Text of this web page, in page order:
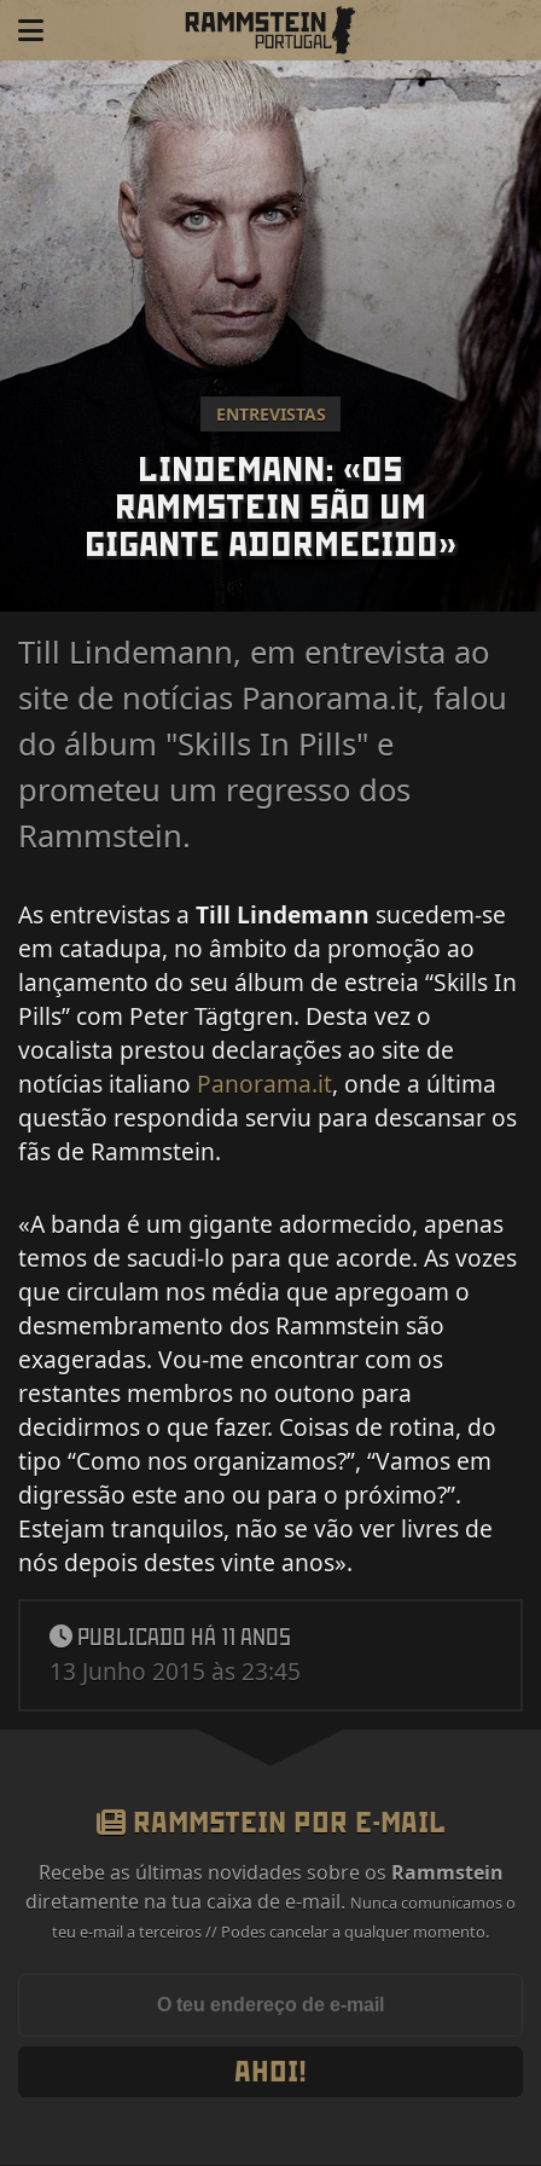
ENTREVISTAS
LINDEMANN: «OS
RAMMSTEIN SÃO UM
GIGANTE ADORMECIDO»
Till Lindemann, em entrevista ao
site de notícias Panorama.it, falou
do álbum "Skills In Pills" e
prometeu um regresso dos
Rammstein.
As entrevistas a Till Lindemann sucedem-se
em catadupa, no âmbito da promoção ao
lançamento do seu álbum de estreia “Skills In
Pills” com Peter Tägtgren. Desta vez o
vocalista prestou declarações ao site de
notícias italiano Panorama.it, onde a última
questão respondida serviu para descansar os
fãs de Rammstein.
«A banda é um gigante adormecido, apenas
temos de sacudi-lo para que acorde. As vozes
que circulam nos média que apregoam o
desmembramento dos Rammstein são
exageradas. Vou-me encontrar com os
restantes membros no outono para
decidirmos o que fazer. Coisas de rotina, do
tipo “Como nos organizamos?”, “Vamos em
digressão este ano ou para o próximo?”.
Estejam tranquilos, não se vão ver livres de
nós depois destes vinte anos».
PUBLICADO HÁ 11 ANOS
13 Junho 2015 às 23:45
RAMMSTEIN POR E-MAIL
Recebe as últimas novidades sobre os Rammstein
diretamente na tua caixa de e-mail. Nunca comunicamos o
teu e-mail a terceiros // Podes cancelar a qualquer momento.
AHOI!